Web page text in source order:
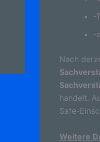
-
-
Nach
handelt.
Safe-
Weitere